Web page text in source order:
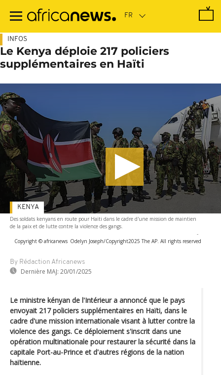
contenu
INFOS
Le Kenya déploie 217 policiers
supplémentaires en Haïti
Des soldats kenyans en route pour Haïti dans le cadre d'une mission de maintien
de la paix et de lutte contre la violence des gangs.
-
Copyright © africanews Odelyn Joseph/Copyright2025 The AP. All rights reserved
By Rédaction Africanews
Dernière MAJ: 20/01/2025
KENYA
Le ministre kényan de l'Intérieur a annoncé que le pays
envoyait 217 policiers supplémentaires en Haïti, dans le
cadre d'une mission internationale visant à lutter contre la
violence des gangs. Ce déploiement s'inscrit dans une
opération multinationale pour restaurer la sécurité dans la
capitale Port-au-Prince et d'autres régions de la nation
haïtienne.